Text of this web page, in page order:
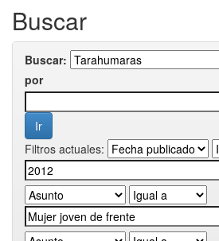
Buscar
Buscar:
por
Filtros actuales: